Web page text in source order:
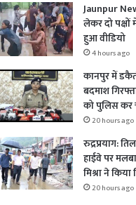
Jaunpur
लेकर दो पक्षों
हुआ वीडियो
4 hours ago
कानपुर में
बदमाश
को पुलिस कर
20 hours ago
रुद्रप्रयाग:
हाईवे पर
मिश्रा ने किया
20 hours ago